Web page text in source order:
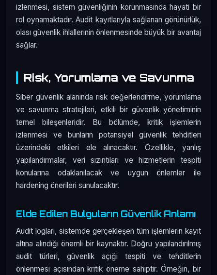
izlenmesi, sistem güvenliğinin korunmasında hayati bir
rol oynamaktadır. Audit kayıtlarıyla sağlanan görünürlük,
olası güvenlik ihlallerinin önlenmesinde büyük bir avantaj
sağlar.
Risk, Yorumlama ve Savunma
Siber güvenlik alanında risk değerlendirme, yorumlama
ve savunma stratejileri, etkili bir güvenlik yönetiminin
temel bileşenleridir. Bu bölümde, kritik işlemlerin
izlenmesi ve bunların potansiyel güvenlik tehditleri
üzerindeki etkileri ele alınacaktır. Özellikle, yanlış
yapılandırmalar, veri sızıntıları ve hizmetlerin tespiti
konularına odaklanılacak ve uygun önlemler ile
hardening önerileri sunulacaktır.
Elde Edilen Bulguların Güvenlik Anlamı
Audit logları, sistemde gerçekleşen tüm işlemlerin kayıt
altına alındığı önemli bir kaynaktır. Doğru yapılandırılmış
audit türleri, güvenlik açığı tespiti ve tehditlerin
önlenmesi açısından kritik öneme sahiptir. Örneğin, bir